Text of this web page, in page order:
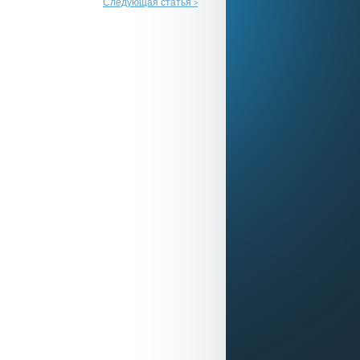
Следующая статья >